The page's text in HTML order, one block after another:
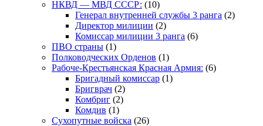
НКВД — МВД СССР: (10)
Генерал внутренней службы 3 ранга (2)
Директор милиции (2)
Комиссар милиции 3 ранга (6)
ПВО страны (1)
Полководческих Орденов (1)
Рабоче-Крестьянская Красная Армия: (6)
Бригадный комиссар (1)
Бригврач (2)
Комбриг (2)
Комдив (1)
Сухопутные войска (26)